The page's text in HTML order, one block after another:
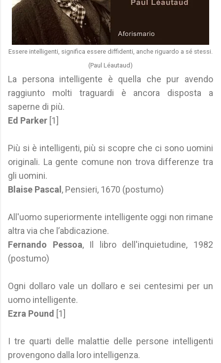
Essere intelligenti, significa essere diffidenti, anche riguardo a sé stessi.
(Paul Léautaud)
La persona intelligente è quella che pur avendo
raggiunto molti traguardi è ancora disposta a
saperne di più.
Ed Parker [1]
Più si è intelligenti, più si scopre che ci sono uomini
originali. La gente comune non trova differenze tra
gli uomini.
Blaise Pascal , Pensieri, 1670 (postumo)
All'uomo superiormente intelligente oggi non rimane
altra via che l’abdicazione.
Fernando Pessoa, Il libro dell'inquietudine, 1982
(postumo)
Ogni dollaro vale un dollaro e sei centesimi per un
uomo intelligente.
Ezra Pound [1]
I tre quarti delle malattie delle persone intelligenti
provengono dalla loro intelligenza.